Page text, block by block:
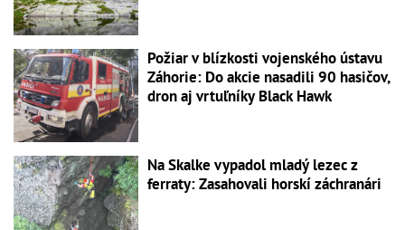
Požiar v blízkosti vojenského ústavu
Záhorie: Do akcie nasadili 90 hasičov,
dron aj vrtuľníky Black Hawk
Na Skalke vypadol mladý lezec z
ferraty: Zasahovali horskí záchranári